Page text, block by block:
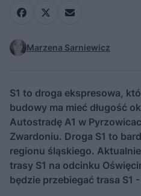
Marzena Sarniewicz
S1 to droga ekspresowa,
budowy ma mieć długość
Autostradę A1 w
Zwardoniu. Droga S1 to
regionu śląskiego.
trasy S1 na odcinku
będzie przebiegać trasa S1